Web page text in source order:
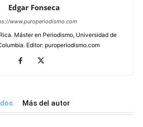
Edgar Fonseca
www.puroperiodismo.com
Máster en Periodismo, Universidad de
Editor: puroperiodismo.com
Más del autor